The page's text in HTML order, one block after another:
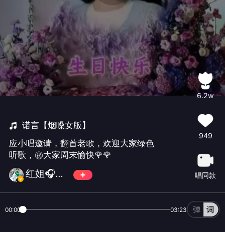
诺言【烟嗓女版】
应小唱邀请，翻首老歌，欢迎大家绿色
听歌，㊗️大家周末愉快🌹🌹
红姐🎧休息中
6.2w
949
唱同款
00:00 03:23